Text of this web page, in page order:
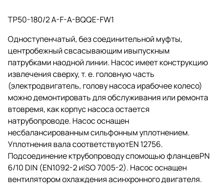
TP50-180/2 A-F-A-BQQE-FW1
Одноступенчатый, без соединительной муфты,
центробежный свсасывающим ивыпускным
патрубками наодной линии. Насос имеет конструкцию
извлечения сверху,т. е. головную часть
(электродвигатель, голову насоса ирабочее колесо)
можно демонтировать для обслуживания или ремонта
втовремя, как корпус насоса остается
натрубопроводе. Насос оснащен
несбалансированным сильфонным уплотнением.
Уплотнения вала соответствуютEN 12756.
Подсоединение ктрубопроводу спомощью фланцевPN
6/10 DIN (EN1092-2 иISO 7005-2). Насос оснащен
вентилятором охлаждения асинхронного двигателя.